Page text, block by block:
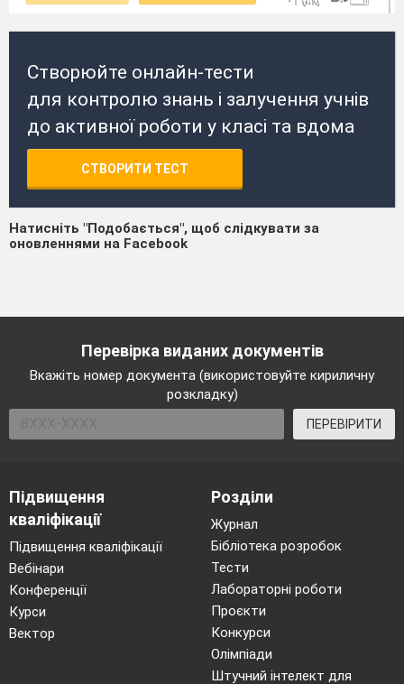
Створюйте онлайн-тести
для контролю знань і залучення учнів
до активної роботи у класі та вдома
СТВОРИТИ ТЕСТ
Натисніть "Подобається", щоб слідкувати за
оновленнями на Facebook
Перевірка виданих документів
Вкажіть номер документа (використовуйте кириличну
розкладку)
ПЕРЕВІРИТИ
Підвищення
кваліфікації
Підвищення кваліфікації
Вебінари
Конференції
Курси
Вектор
Розділи
Журнал
Бібліотека розробок
Тести
Лабораторні роботи
Проєкти
Конкурси
Олімпіади
Штучний інтелект для